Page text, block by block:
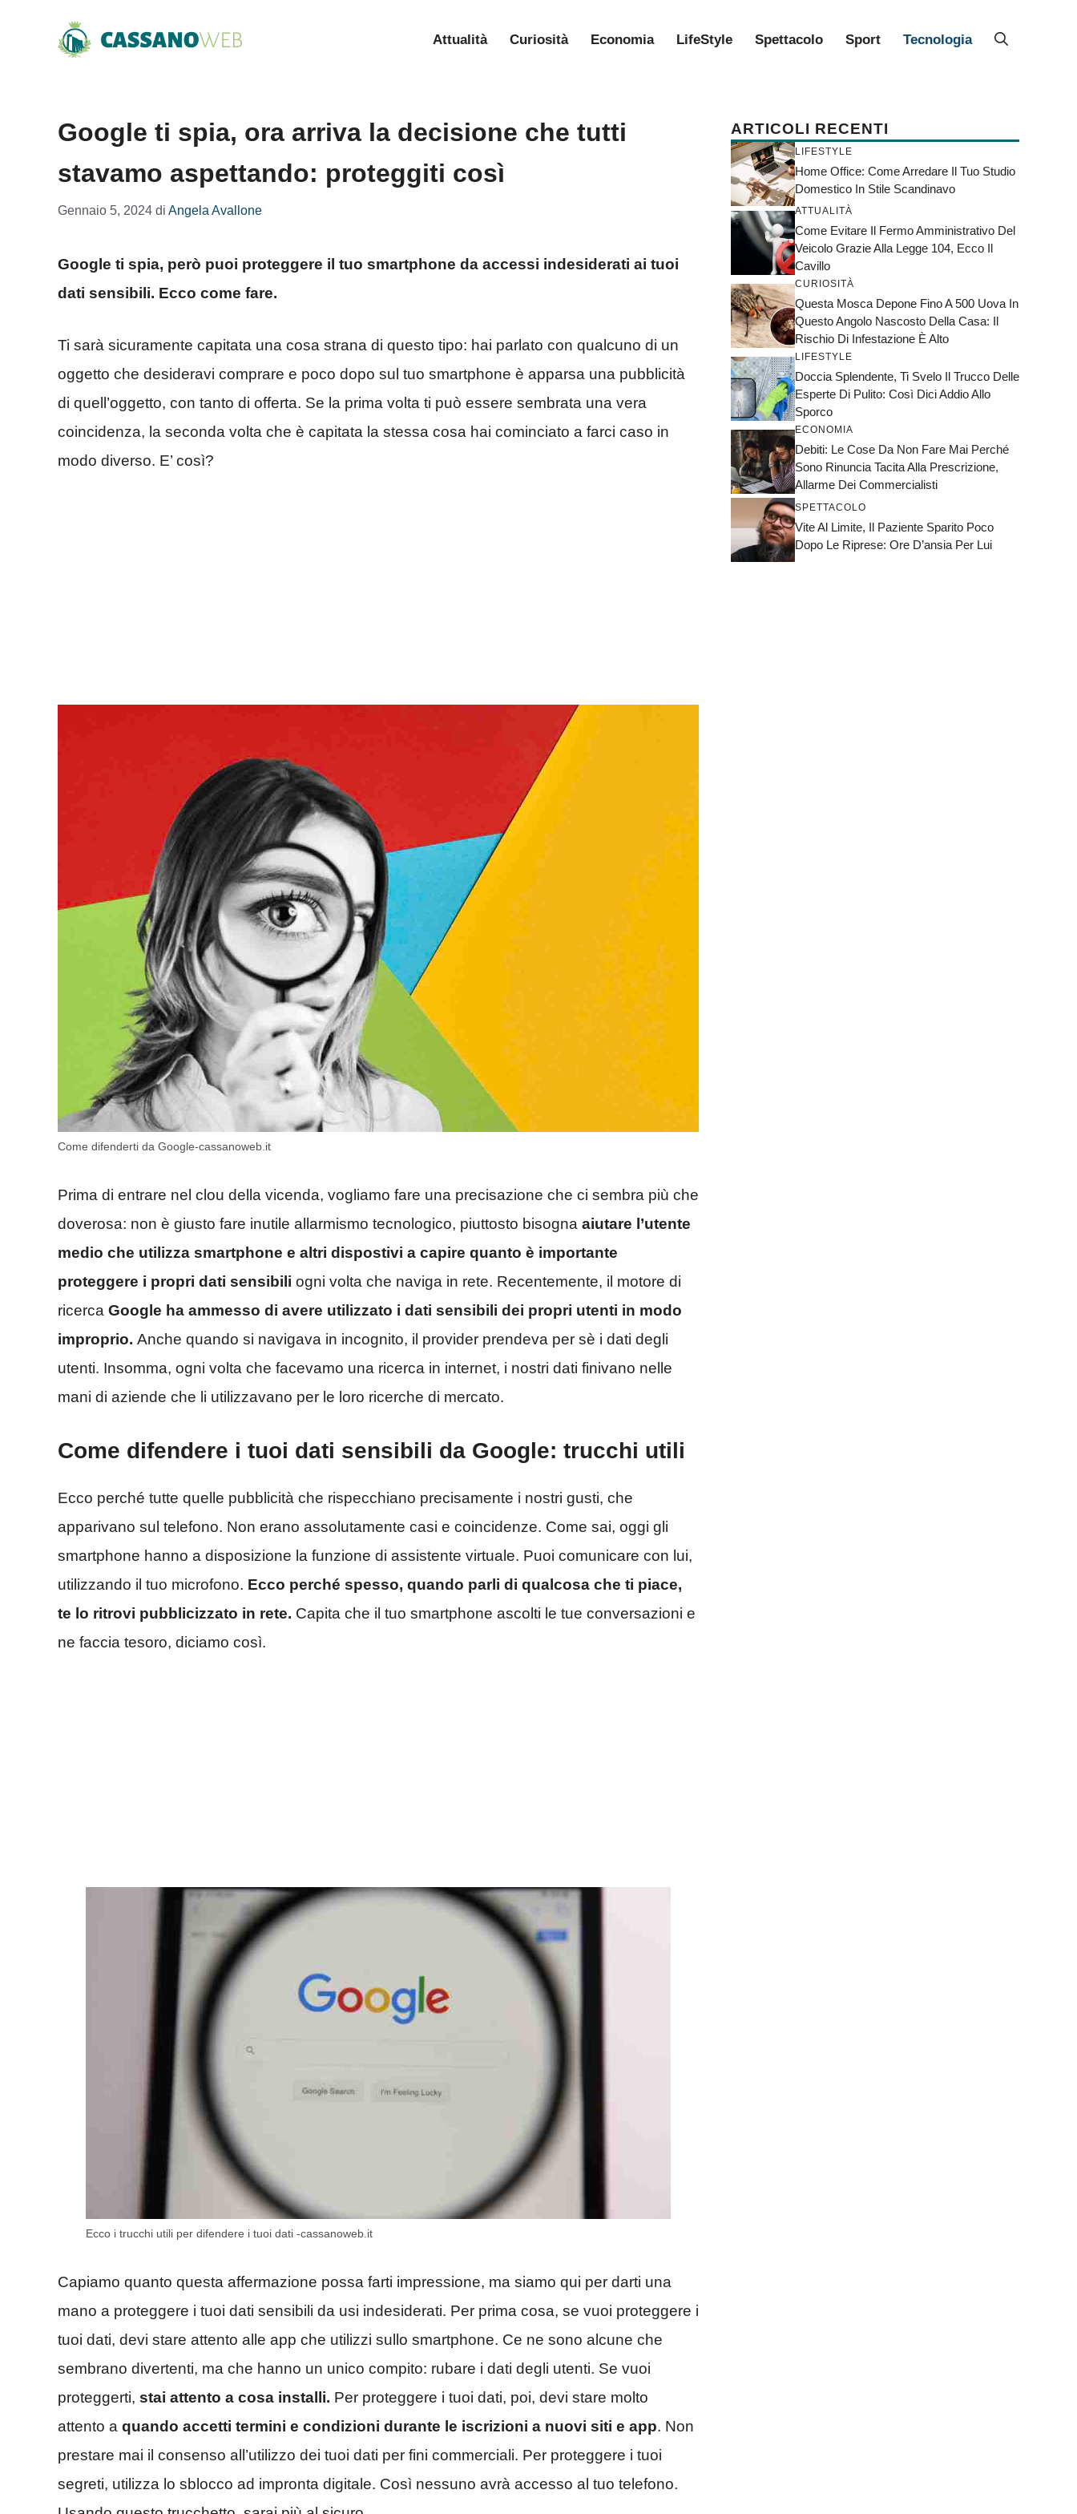
Attualità Curiosità Economia LifeStyle Spettacolo Sport Tecnologia
Google ti spia, ora arriva la decisione che tutti
stavamo aspettando: proteggiti così
Gennaio 5, 2024 di Angela Avallone
Google ti spia, però puoi proteggere il tuo smartphone da accessi indesiderati ai tuoi
dati sensibili. Ecco come fare.
Ti sarà sicuramente capitata una cosa strana di questo tipo: hai parlato con qualcuno di un
oggetto che desideravi comprare e poco dopo sul tuo smartphone è apparsa una pubblicità
di quell’oggetto, con tanto di offerta. Se la prima volta ti può essere sembrata una vera
coincidenza, la seconda volta che è capitata la stessa cosa hai cominciato a farci caso in
modo diverso. E’ così?
Come difenderti da Google-cassanoweb.it
Prima di entrare nel clou della vicenda, vogliamo fare una precisazione che ci sembra più che
doverosa: non è giusto fare inutile allarmismo tecnologico, piuttosto bisogna aiutare l’utente
medio che utilizza smartphone e altri dispostivi a capire quanto è importante
proteggere i propri dati sensibili ogni volta che naviga in rete. Recentemente, il motore di
ricerca Google ha ammesso di avere utilizzato i dati sensibili dei propri utenti in modo
improprio. Anche quando si navigava in incognito, il provider prendeva per sè i dati degli
utenti. Insomma, ogni volta che facevamo una ricerca in internet, i nostri dati finivano nelle
mani di aziende che li utilizzavano per le loro ricerche di mercato.
Come difendere i tuoi dati sensibili da Google: trucchi utili
Ecco perché tutte quelle pubblicità che rispecchiano precisamente i nostri gusti, che
apparivano sul telefono. Non erano assolutamente casi e coincidenze. Come sai, oggi gli
smartphone hanno a disposizione la funzione di assistente virtuale. Puoi comunicare con lui,
utilizzando il tuo microfono. Ecco perché spesso, quando parli di qualcosa che ti piace,
te lo ritrovi pubblicizzato in rete. Capita che il tuo smartphone ascolti le tue conversazioni e
ne faccia tesoro, diciamo così.
Ecco i trucchi utili per difendere i tuoi dati -cassanoweb.it
Capiamo quanto questa affermazione possa farti impressione, ma siamo qui per darti una
mano a proteggere i tuoi dati sensibili da usi indesiderati. Per prima cosa, se vuoi proteggere i
tuoi dati, devi stare attento alle app che utilizzi sullo smartphone. Ce ne sono alcune che
sembrano divertenti, ma che hanno un unico compito: rubare i dati degli utenti. Se vuoi
proteggerti, stai attento a cosa installi. Per proteggere i tuoi dati, poi, devi stare molto
attento a quando accetti termini e condizioni durante le iscrizioni a nuovi siti e app. Non
prestare mai il consenso all’utilizzo dei tuoi dati per fini commerciali. Per proteggere i tuoi
segreti, utilizza lo sblocco ad impronta digitale. Così nessuno avrà accesso al tuo telefono.
ARTICOLI RECENTI
LIFESTYLE
Home Office: Come Arredare Il Tuo Studio
Domestico In Stile Scandinavo
ATTUALITÀ
Come Evitare Il Fermo Amministrativo Del
Veicolo Grazie Alla Legge 104, Ecco Il
Cavillo
CURIOSITÀ
Questa Mosca Depone Fino A 500 Uova In
Questo Angolo Nascosto Della Casa: Il
Rischio Di Infestazione È Alto
LIFESTYLE
Doccia Splendente, Ti Svelo Il Trucco Delle
Esperte Di Pulito: Così Dici Addio Allo
Sporco
ECONOMIA
Debiti: Le Cose Da Non Fare Mai Perché
Sono Rinuncia Tacita Alla Prescrizione,
Allarme Dei Commercialisti
SPETTACOLO
Vite Al Limite, Il Paziente Sparito Poco
Dopo Le Riprese: Ore D’ansia Per Lui